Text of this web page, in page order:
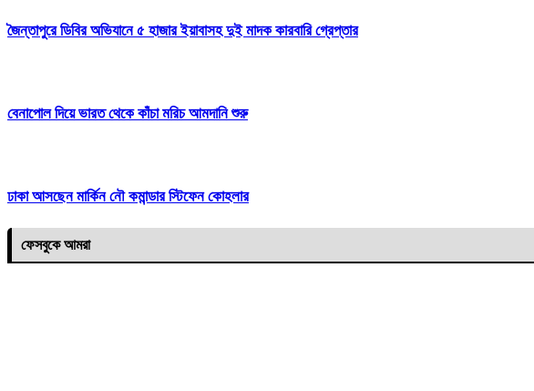
জৈন্তাপুরে ডিবির অভিযানে ৫ হাজার ইয়াবাসহ দুই মাদক কারবারি গ্রেপ্তার
বেনাপোল দিয়ে ভারত থেকে কাঁচা মরিচ আমদানি শুরু
ঢাকা আসছেন মার্কিন নৌ কমান্ডার স্টিফেন কোহলার
ফেসবুকে আমরা